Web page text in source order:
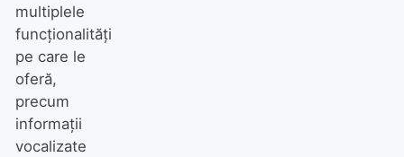
multiplele
funcționalități
pe care le
oferă,
precum
informații
vocalizate